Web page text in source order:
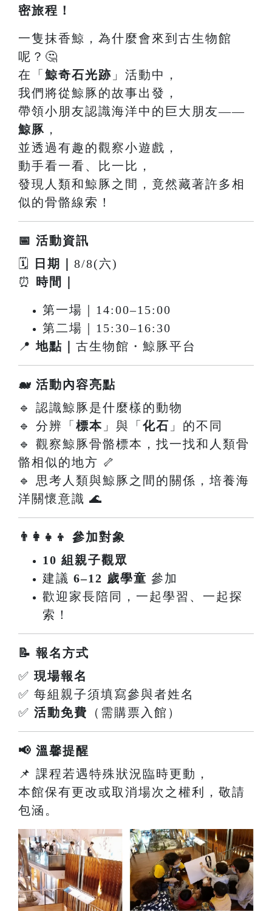
密旅程！
一隻抹香鯨，為什麼會來到古生物館
呢？🤔
在「 鯨奇石光跡 」活動中，
我們將從鯨豚的故事出發，
帶領小朋友認識海洋中的巨大朋友——
鯨豚 ，
並透過有趣的觀察小遊戲，
動手看一看、比一比，
發現人類和鯨豚之間，竟然藏著許多相
似的骨骼線索！
📅 活動資訊
🗓
日期｜ 8/8(六)
⏰ 時間｜
第一場｜14:00–15:00
第二場｜15:30–16:30
📍地點｜ 古生物館・鯨豚平台
🐋 活動內容亮點
🔹 認識鯨豚是什麼樣的動物
🔹 分辨「 標本 」與「 化石 」的不同
🔹 觀察鯨豚骨骼標本，找一找和人類骨
骼相似的地方 🦴
🔹 思考人類與鯨豚之間的關係，培養海
洋關懷意識 🌊
👨‍👩‍👧‍👦 參加對象
10 組親子觀眾
建議 6–12 歲學童 參加
歡迎家長陪同，一起學習、一起探
索！
📝 報名方式
✅ 現場報名
✅ 每組親子須填寫參與者姓名
✅ 活動免費 （需購票入館）
📢 溫馨提醒
📌 課程若遇特殊狀況臨時更動，
本館保有更改或取消場次之權利，敬請
包涵。